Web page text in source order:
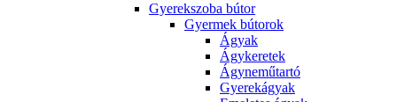
Gyerekszoba bútor
Gyermek bútorok
Ágyak
Ágykeretek
Ágyneműtartó
Gyerekágyak